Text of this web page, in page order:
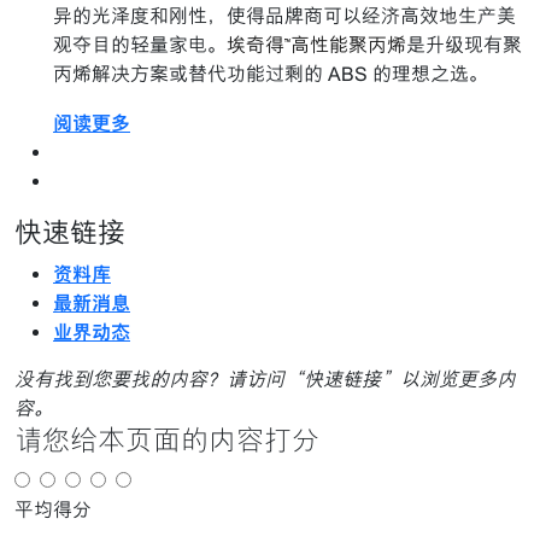
异的光泽度和刚性，使得品牌商可以经济高效地生产美
观夺目的轻量家电。 埃奇得™高性能聚丙烯是升级现有聚
丙烯解决方案或替代功能过剩的 ABS 的理想之选。
阅读更多
快速链接
资料库
最新消息
业界动态
没有找到您要找的内容？请访问“快速链接”以浏览更多内
容。
请您给本页面的内容打分
平均得分